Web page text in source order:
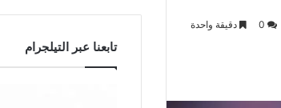
دقيقة واحدة
تابعنا عبر التيلجرام